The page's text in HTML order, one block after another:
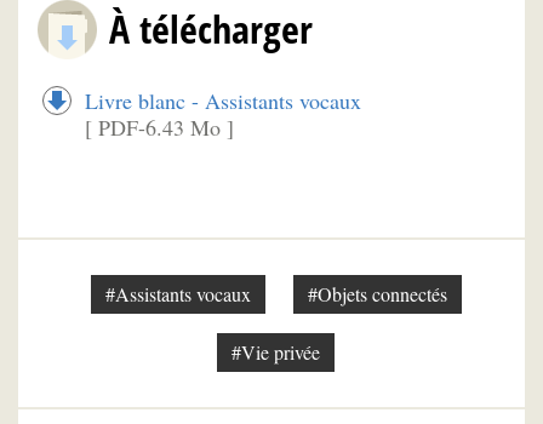
À télécharger
Livre blanc - Assistants vocaux
[ PDF-6.43 Mo ]
#Assistants vocaux #Objets connectés
#Vie privée